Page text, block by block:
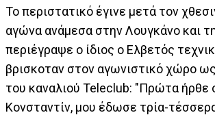
Το περιστατικό έγινε μετά τον
αγώνα ανάμεσα στην Λουγκάνο και
περιέγραψε ο ίδιος ο Ελβετός
βρισκοταν στον αγωνιστικό χώρο
του καναλιού Teleclub: "Πρώτα ήρθε
Κονσταντίν, μου έδωσε τρία-